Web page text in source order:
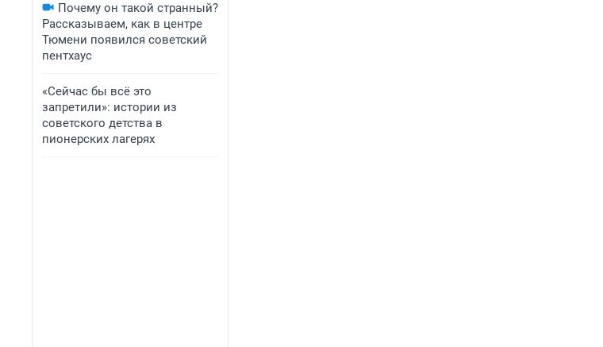
Почему он такой странный?
Рассказываем, как в центре
Тюмени появился советский
пентхаус
«Сейчас бы всё это
запретили»: истории из
советского детства в
пионерских лагерях